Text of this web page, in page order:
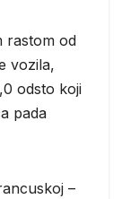
rastom od
vozila,
odsto koji
pada
–